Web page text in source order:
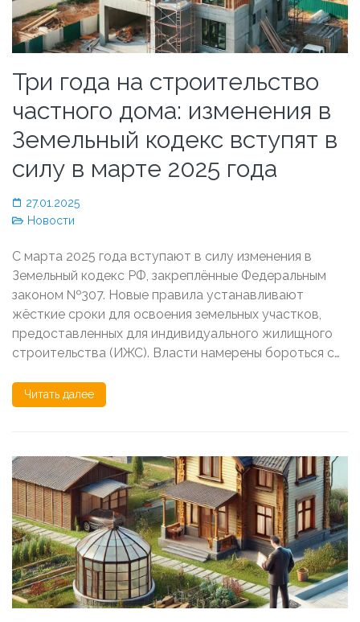
Три года на строительство
частного дома: изменения в
Земельный кодекс вступят в
силу в марте 2025 года
27.01.2025
Новости
С марта 2025 года вступают в силу изменения в
Земельный кодекс РФ, закреплённые Федеральным
законом №307. Новые правила устанавливают
жёсткие сроки для освоения земельных участков,
предоставленных для индивидуального жилищного
строительства (ИЖС). Власти намерены бороться с…
Читать далее